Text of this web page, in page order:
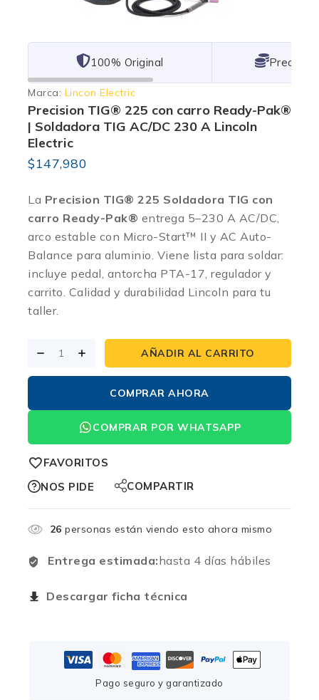
101% Original Lowest
Marca: Lincon Electric
Precision TIG® 225 con carro Ready-Pak®
| Soldadora TIG AC/DC 230 A Lincoln
Electric
$147,980
La Precision TIG® 225 Soldadora TIG con
carro Ready-Pak® entrega 5–230 A AC/DC,
arco estable con Micro-Start™ II y AC Auto-
Balance para aluminio. Viene lista para soldar:
incluye pedal, antorcha PTA-17, regulador y
carrito. Calidad y durabilidad Lincoln para tu
taller.
AÑADIR AL CARRITO
COMPRAR AHORA
COMPRAR POR WHATSAPP
FAVORITOS
NOS PIDE
COMPARTIR
26 personas están viendo esto ahora mismo
Entrega estimada:hasta 4 días hábiles
Descargar ficha técnica
Pago seguro y garantizado